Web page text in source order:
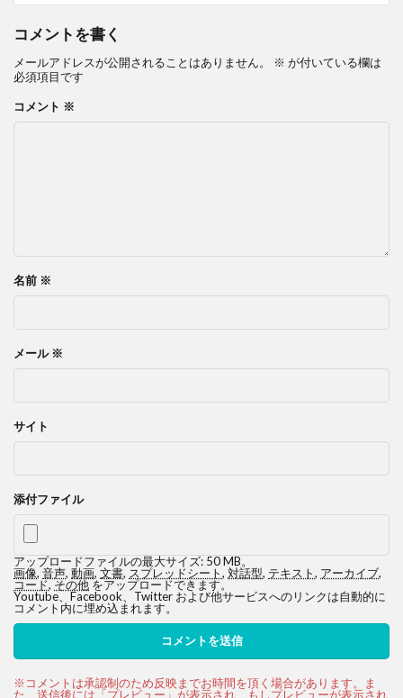
コメントを書く
メールアドレスが公開されることはありません。 ※ が付いている欄は
必須項目です
コメント ※
名前 ※
メール ※
サイト
添付ファイル
アップロードファイルの最大サイズ: 50 MB。
画像,音声, 動画,文書, スプレッドシート, 対話型, テキスト, アーカイブ,
コード,その他をアップロードできます。
Youtube、Facebook、Twitter および他サービスへのリンクは自動的に
コメント内に埋め込まれます。